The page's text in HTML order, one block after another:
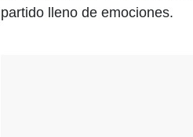
partido lleno de emociones.